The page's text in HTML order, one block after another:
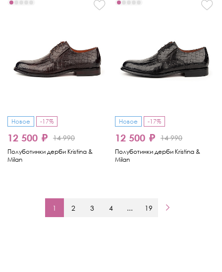
Новое -17%
12 500 ₽ 14 990
Полуботинки дерби Kristina &
Milan
Новое -17%
12 500 ₽ 14 990
Полуботинки дерби Kristina &
Milan
1 2 3 4 ... 19